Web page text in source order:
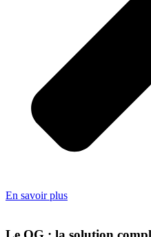
En savoir plus